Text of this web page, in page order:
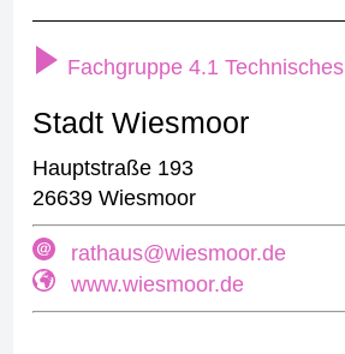
Fachgruppe 4.1
Stadt Wiesmoor
Hauptstraße 193
26639 Wiesmoor
rathaus@wiesmoor.de
www.wiesmoor.de